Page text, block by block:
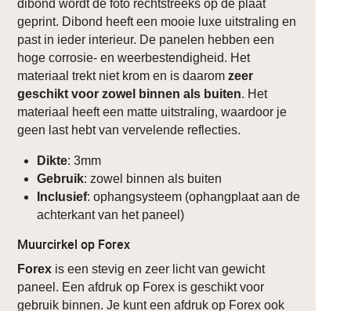
dibond wordt de foto rechtstreeks op de plaat
geprint. Dibond heeft een mooie luxe uitstraling en
past in ieder interieur. De panelen hebben een
hoge corrosie- en weerbestendigheid. Het
materiaal trekt niet krom en is daarom zeer
geschikt voor zowel binnen als buiten. Het
materiaal heeft een matte uitstraling, waardoor je
geen last hebt van vervelende reflecties.
Dikte: 3mm
Gebruik: zowel binnen als buiten
Inclusief: ophangsysteem (ophangplaat aan de
achterkant van het paneel)
Muurcirkel op Forex
Forex is een stevig en zeer licht van gewicht
paneel. Een afdruk op Forex is geschikt voor
gebruik binnen. Je kunt een afdruk op Forex ook